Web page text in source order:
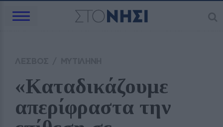
«Καταδικάζουμε
απερίφραστα την